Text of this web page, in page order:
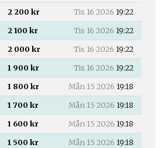
2 200 kr Tis 16 2026 19:22
2 100 kr Tis 16 2026 19:22
2 000 kr Tis 16 2026 19:22
1 900 kr Tis 16 2026 19:22
1 800 kr Mån 15 2026 19:18
1 700 kr Mån 15 2026 19:18
1 600 kr Mån 15 2026 19:18
1 500 kr Mån 15 2026 19:18